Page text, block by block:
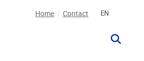
Home Contact EN